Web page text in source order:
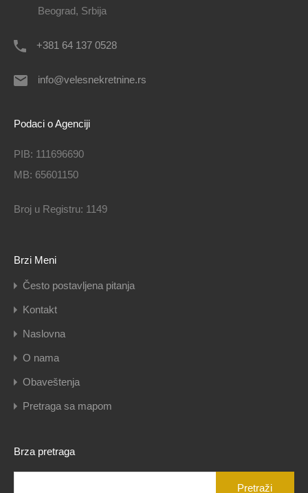
Beograd, Srbija
+381 64 137 0528
info@velesnekretnine.rs
Podaci o Agenciji
PIB: 111696690
MB: 65601150
Broj u Registru: 1149
Brzi Meni
Često postavljena pitanja
Kontakt
Naslovna
O nama
Obaveštenja
Pretraga sa mapom
Brza pretraga